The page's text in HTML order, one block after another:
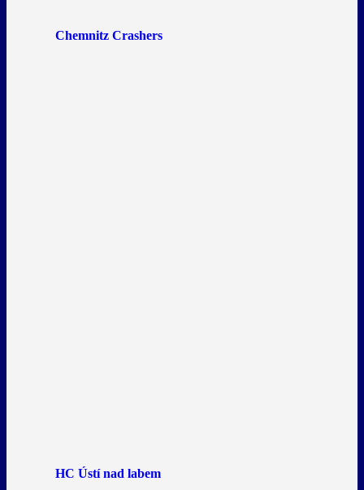
Chemnitz Crashers
HC Ústí nad labem